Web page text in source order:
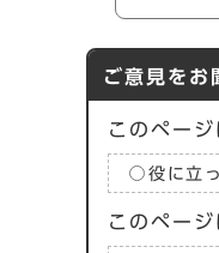
ご意見をお
このペー
役に立
このペー